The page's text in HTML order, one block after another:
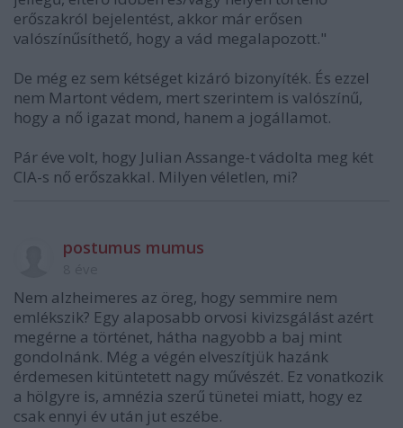
erőszakról bejelentést, akkor már erősen
valószínűsíthető, hogy a vád megalapozott."
De még ez sem kétséget kizáró bizonyíték. És ezzel
nem Martont védem, mert szerintem is valószínű,
hogy a nő igazat mond, hanem a jogállamot.
Pár éve volt, hogy Julian Assange-t vádolta meg két
CIA-s nő erőszakkal. Milyen véletlen, mi?
postumus mumus
Nem alzheimeres az öreg, hogy semmire nem
emlékszik? Egy alaposabb orvosi kivizsgálást azért
megérne a történet, hátha nagyobb a baj mint
gondolnánk. Még a végén elveszítjük hazánk
érdemesen kitüntetett nagy művészét. Ez vonatkozik
a hölgyre is, amnézia szerű tünetei miatt, hogy ez
csak ennyi év után jut eszébe.